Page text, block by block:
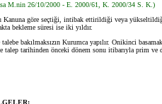
M.nin 26/10/2000 - E. 2000/61, K. 2000/34 S. K.)
Kanuna göre seçtiği, intibak ettirildiği veya
bekleme süresi ise iki yıldır.
bakılmaksızın Kurumca yapılır. Onikinci
talep tarihinden önceki dönem sonu itibarıyla prim ve